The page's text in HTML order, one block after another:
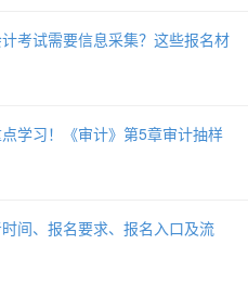
考试需要信息采集？这些报名材
学习！《审计》第5章审计抽样
间、报名要求、报名入口及流